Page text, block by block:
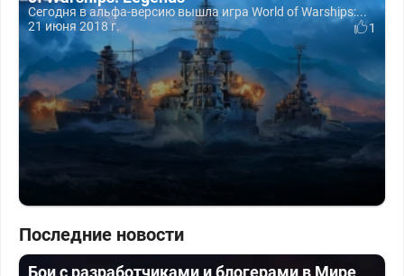
Сегодня в альфа-версию вышла игра World of Warships:...
21 июня 2018 г.
1
Последние новости
Бои с разработчиками и блогерами в Мире